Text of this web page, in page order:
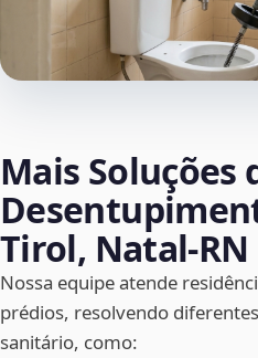
Mais Soluções
Tirol, Natal‑RN
Nossa equipe atende
prédios, resolvendo
sanitário, como: